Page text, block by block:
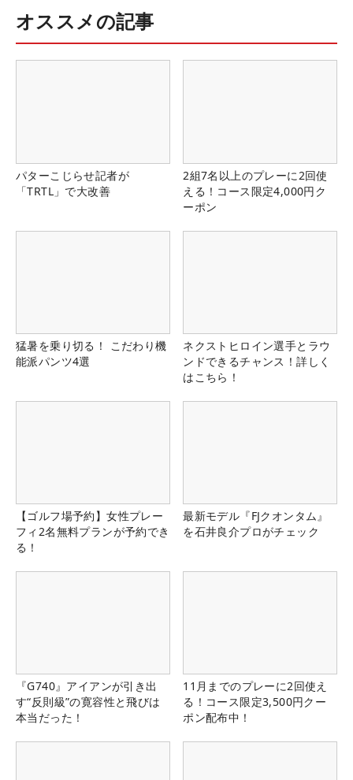
オススメの記事
パターこじらせ記者が
「TRTL」で大改善
2組7名以上のプレーに2回使
える！コース限定4,000円ク
ーポン
猛暑を乗り切る！ こだわり機
能派パンツ4選
ネクストヒロイン選手とラウ
ンドできるチャンス！詳しく
はこちら！
【ゴルフ場予約】女性プレー
フィ2名無料プランが予約でき
る！
最新モデル『FJクオンタム』
を石井良介プロがチェック
『G740』アイアンが引き出
す“反則級”の寛容性と飛びは
本当だった！
11月までのプレーに2回使え
る！コース限定3,500円クー
ポン配布中！